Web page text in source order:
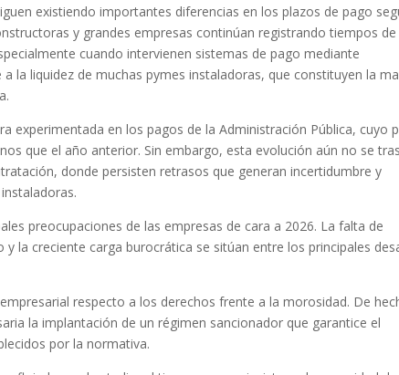
existiendo importantes diferencias en los plazos de pago
y grandes empresas continúan registrando tiempos de
cuando intervienen sistemas de pago mediante
la liquidez de muchas pymes instaladoras, que constituyen la
experimentada en los pagos de la Administración Pública, cuyo
que el año anterior. Sin embargo, esta evolución aún no se
donde persisten retrasos que generan incertidumbre y
preocupaciones de las empresas de cara a 2026. La falta de
la creciente carga burocrática se sitúan entre los principales
respecto a los derechos frente a la morosidad. De
la implantación de un régimen sancionador que garantice el
por la normativa.